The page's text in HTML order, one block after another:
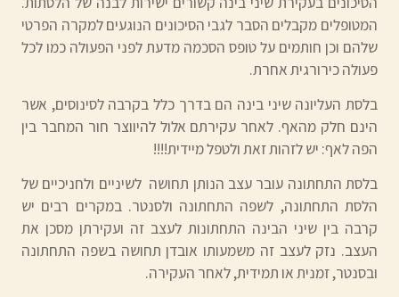
המטופלים מקבלים הסבר לגבי הסיכונים הנוגעים למקרה הפרטי
שלהם וכן חותמים על טופס הסכמה מדעת לפני הפעולה כמו לכל
פעולה כירורגית אחרת.
בלסת העליונה שיני בינה הם בדרך כלל בקרבה לסינוסים, אשר
הינם חלק מהאף. לאחר עקירתם אלול להיווצר חור המחבר בין
הפה לאף: יש לזהות זאת ולטפל מיידית!!!!
בלסת התחתונה עובר עצב הנותן תחושה לשיניים ולחניכיים של
הלסת התחתונה, לשפה התחתונה ולסנטר. במקרים רבים יש
קרבה בין שיני הבינה התחתונות לעצב זה ועקירתן מסכן את
העצב. נזק לעצב זה משמעותו אובדן תחושה בשפה התחתונה
ובסנטר, זמנית או תמידית, לאחר העקירה.